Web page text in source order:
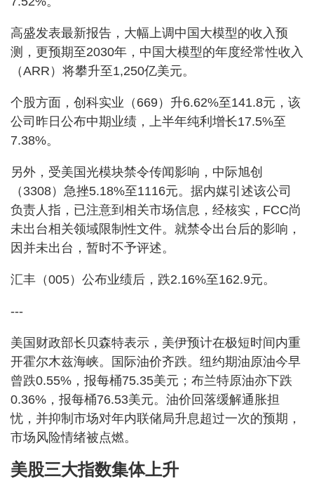
高盛发表最新报告，大幅上调中国大模型的收入预
测，更预期至2030年，中国大模型的年度经常性收入
（ARR）将攀升至1,250亿美元。
个股方面，创科实业（669）升6.62%至141.8元，该
公司昨日公布中期业绩，上半年纯利增长17.5%至
7.38%。
另外，受美国光模块禁令传闻影响，中际旭创
（3308）急挫5.18%至1116元。据内媒引述该公司
负责人指，已注意到相关市场信息，经核实，FCC尚
未出台相关领域限制性文件。就禁令出台后的影响，
因并未出台，暂时不予评述。
汇丰（005）公布业绩后，跌2.16%至162.9元。
---
美国财政部长贝森特表示，美伊预计在极短时间内重
开霍尔木兹海峡。国际油价齐跌。纽约期油原油今早
曾跌0.55%，报每桶75.35美元；布兰特原油亦下跌
0.36%，报每桶76.53美元。油价回落缓解通胀担
忧，并抑制市场对年内联储局升息超过一次的预期，
市场风险情绪被点燃。
美股三大指数集体上升